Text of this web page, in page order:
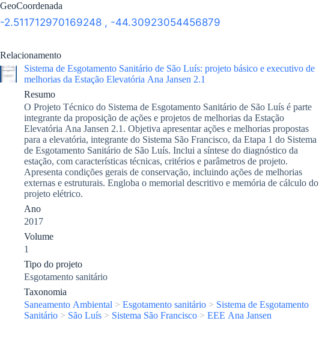
GeoCoordenada
-2.511712970169248 , -44.30923054456879
Relacionamento
Sistema de Esgotamento Sanitário de São Luís: projeto básico e executivo de
melhorias da Estação Elevatória Ana Jansen 2.1
Resumo
O Projeto Técnico do Sistema de Esgotamento Sanitário de São Luís é parte
integrante da proposição de ações e projetos de melhorias da Estação
Elevatória Ana Jansen 2.1. Objetiva apresentar ações e melhorias propostas
para a elevatória, integrante do Sistema São Francisco, da Etapa 1 do Sistema
de Esgotamento Sanitário de São Luís. Inclui a síntese do diagnóstico da
estação, com características técnicas, critérios e parâmetros de projeto.
Apresenta condições gerais de conservação, incluindo ações de melhorias
externas e estruturais. Engloba o memorial descritivo e memória de cálculo do
projeto elétrico.
Ano
2017
Volume
1
Tipo do projeto
Esgotamento sanitário
Taxonomia
Saneamento Ambiental > Esgotamento sanitário > Sistema de Esgotamento
Sanitário > São Luís > Sistema São Francisco > EEE Ana Jansen